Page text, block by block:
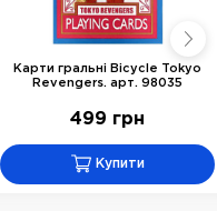
Карти гральні Bicycle Tokyo
Revengers. арт. 98035
499 грн
Купити